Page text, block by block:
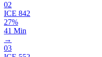
02
ICE 842
27%
41 Min
→
03